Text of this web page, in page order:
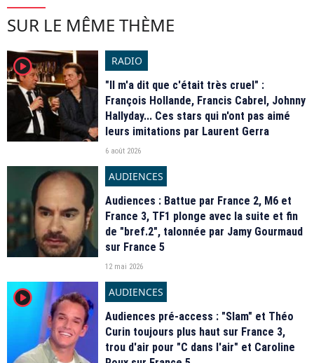
SUR LE MÊME THÈME
player2
RADIO
"Il m'a dit que c'était très cruel" :
François Hollande, Francis Cabrel, Johnny
Hallyday... Ces stars qui n'ont pas aimé
leurs imitations par Laurent Gerra
6 août 2026
AUDIENCES
Audiences : Battue par France 2, M6 et
France 3, TF1 plonge avec la suite et fin
de "bref.2", talonnée par Jamy Gourmaud
sur France 5
12 mai 2026
player2
AUDIENCES
Audiences pré-access : "Slam" et Théo
Curin toujours plus haut sur France 3,
trou d'air pour "C dans l'air" et Caroline